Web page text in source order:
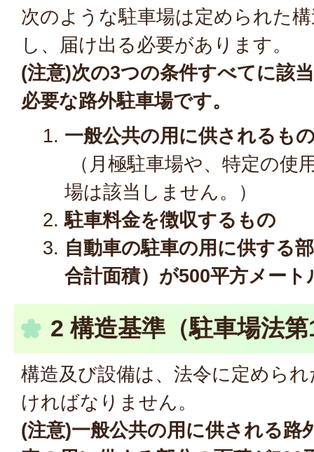
次のような駐車場は定められた
し、届け出る必要があります。
(注意)次の3つの条件すべてに該
必要な路外駐車場です。
一般公共の用に供されるも
（月極駐車場や、特定の使
場は該当しません。）
駐車料金を徴収するもの
自動車の駐車の用に供する
合計面積）が500平方メー
2 構造基準（駐車場法
構造及び設備は、法令に定めら
ければなりません。
(注意)一般公共の用に供される路